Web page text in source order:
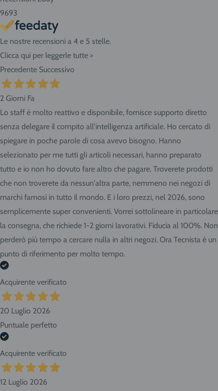
9693
Le nostre recensioni a 4 e 5 stelle.
Clicca qui per leggerle tutte >
Precedente Successivo
2 Giorni Fa
Lo staff è molto reattivo e disponibile, fornisce supporto diretto
senza delegare il compito all'intelligenza artificiale. Ho cercato di
spiegare in poche parole di cosa avevo bisogno. Hanno
selezionato per me tutti gli articoli necessari, hanno preparato
tutto e io non ho dovuto fare altro che pagare. Troverete prodotti
che non troverete da nessun'altra parte, nemmeno nei negozi di
marchi famosi in tutto il mondo. E i loro prezzi, nel 2026, sono
semplicemente super convenienti. Vorrei sottolineare in particolare
la consegna, che richiede 1-2 giorni lavorativi. Fiducia al 100%. Non
perderò più tempo a cercare nulla in altri negozi. Ora Tecnista è un
punto di riferimento per molto tempo.
Acquirente verificato
20 Luglio 2026
Puntuale perfetto
Acquirente verificato
12 Luglio 2026